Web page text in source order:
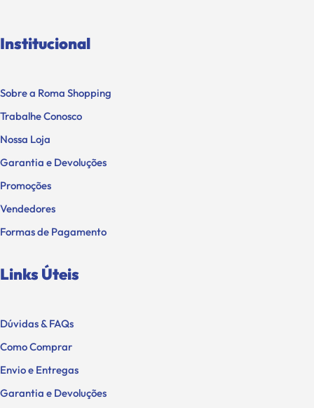
Institucional
Sobre a Roma Shopping
Trabalhe Conosco
Nossa Loja
Garantia e Devoluções
Promoções
Vendedores
Formas de Pagamento
Links Úteis
Dúvidas & FAQs
Como Comprar
Envio e Entregas
Garantia e Devoluções